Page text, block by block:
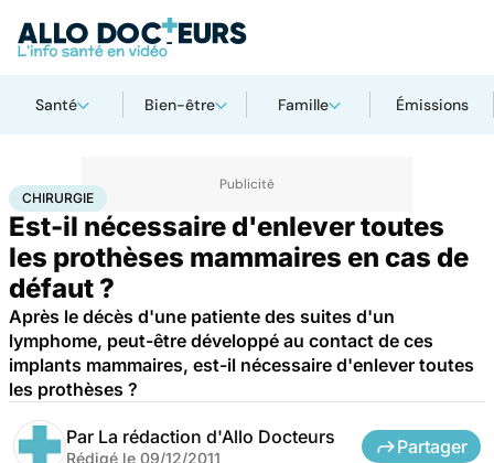
Santé Bien-être Famille Émissions
AccueilSanté Maladies
CHIRURGIE
Est-il nécessaire d'enlever toutes
les prothèses mammaires en cas de
défaut ?
Après le décès d'une patiente des suites d'un
lymphome, peut-être développé au contact de ces
implants mammaires, est-il nécessaire d'enlever toutes
les prothèses ?
Par La rédaction d'Allo Docteurs
Rédigé le 09/12/2011
Partager